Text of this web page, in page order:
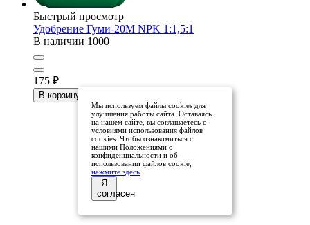
Быстрый просмотр
Удобрение Гуми-20М NPK 1:1,5:1
В наличии 1000
175 ₽
В корзину
Мы используем файлы cookies для
улучшения работы сайта. Оставаясь
на нашем сайте, вы соглашаетесь с
условиями использования файлов
cookies. Чтобы ознакомиться с
нашими Положениями о
конфиденциальности и об
использовании файлов cookie,
нажмите здесь
Я
согласен